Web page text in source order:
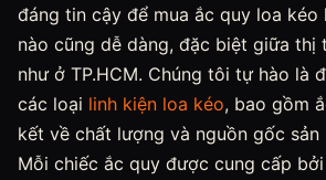
đáng tin cậy để mua ắc quy loa kéo
nào cũng dễ dàng, đặc biệt giữa thị
như ở TP.HCM. Chúng tôi tự hào là
các loại linh kiện loa kéo, bao gồm
kết về chất lượng và nguồn gốc sản
Mỗi chiếc ắc quy được cung cấp